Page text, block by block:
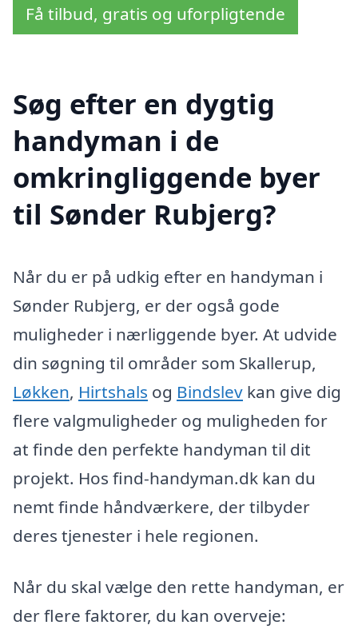
Få tilbud, gratis og uforpligtende
Søg efter en dygtig
handyman i de
omkringliggende byer
til Sønder Rubjerg?
Når du er på udkig efter en handyman i
Sønder Rubjerg, er der også gode
muligheder i nærliggende byer. At udvide
din søgning til områder som Skallerup,
Løkken, Hirtshals og Bindslev kan give dig
flere valgmuligheder og muligheden for
at finde den perfekte handyman til dit
projekt. Hos find-handyman.dk kan du
nemt finde håndværkere, der tilbyder
deres tjenester i hele regionen.
Når du skal vælge den rette handyman, er
der flere faktorer, du kan overveje: